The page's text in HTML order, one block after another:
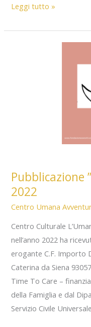
III
Torneo
Leggi tutto »
Pubblicazione
2022
Centro Umana
Centro Culturale
nell’anno 2022 ha
erogante C.F. Importo
Caterina da Siena
Time To Care –
della Famiglia e dal
Servizio Civile